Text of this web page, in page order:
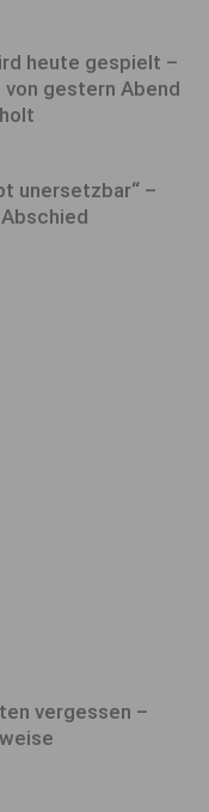
heute gespielt –
gestern Abend
unersetzbar“ –
vergessen –